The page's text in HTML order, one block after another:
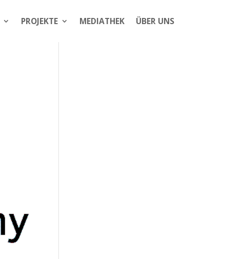
PROJEKTE MEDIATHEK ÜBER UNS